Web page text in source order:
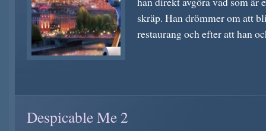
skräp. Han drömmer om att
restaurang och efter att han
Despicable Me 2